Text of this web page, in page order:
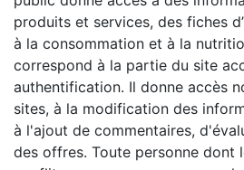
produits et services, des fiches
à la consommation et à la
correspond à la partie du site
authentification. Il donne accès
sites, à la modification des
à l'ajout de commentaires,
des offres. Toute personne dont